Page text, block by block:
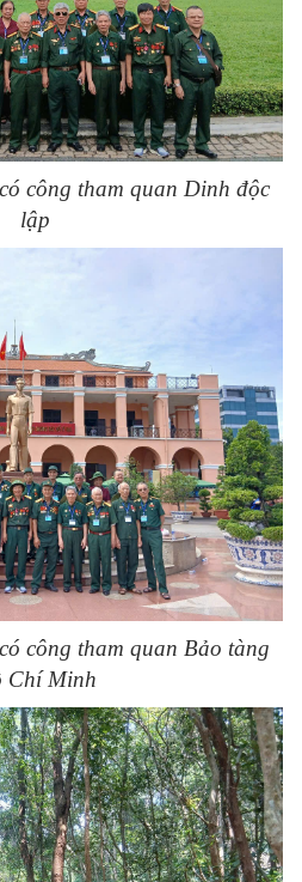
công tham quan Dinh độc
lập
công tham quan Bảo tàng
Chí Minh